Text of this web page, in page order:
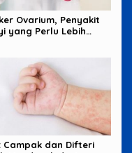
Ovarium, Penyakit
yang Perlu Lebih
Campak dan Difteri